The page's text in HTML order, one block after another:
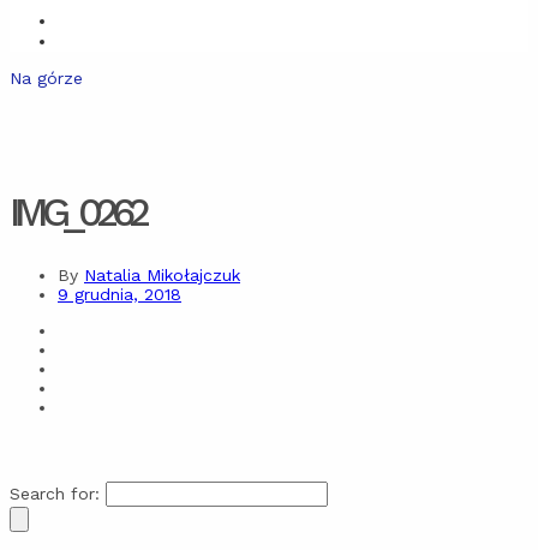
Na górze
IMG_0262
By Natalia Mikołajczuk
9 grudnia, 2018
Search for: